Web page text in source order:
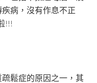
病，沒有作息不正
!!!
鬆症的原因之一，其